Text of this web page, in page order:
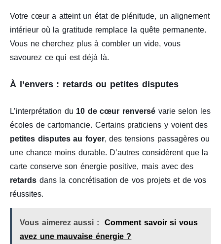
Votre cœur a atteint un état de plénitude, un alignement
intérieur où la gratitude remplace la quête permanente.
Vous ne cherchez plus à combler un vide, vous
savourez ce qui est déjà là.
À l’envers : retards ou petites disputes
L’interprétation du 10 de cœur renversé varie selon les
écoles de cartomancie. Certains praticiens y voient des
petites disputes au foyer, des tensions passagères ou
une chance moins durable. D’autres considèrent que la
carte conserve son énergie positive, mais avec des
retards dans la concrétisation de vos projets et de vos
réussites.
Vous aimerez aussi :
Comment savoir si vous
avez une mauvaise énergie ?